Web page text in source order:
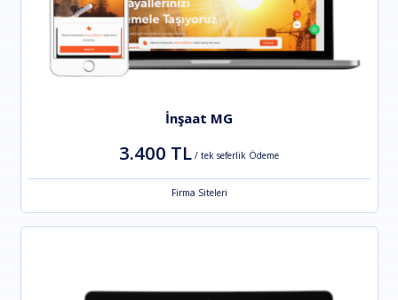
İnşaat MG
3.400 TL / tek seferlik Ödeme
Firma Siteleri